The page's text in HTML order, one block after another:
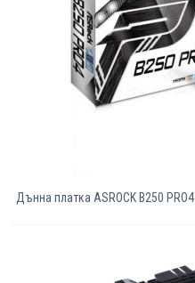
Дънна платка ASROCK B250 PRO4